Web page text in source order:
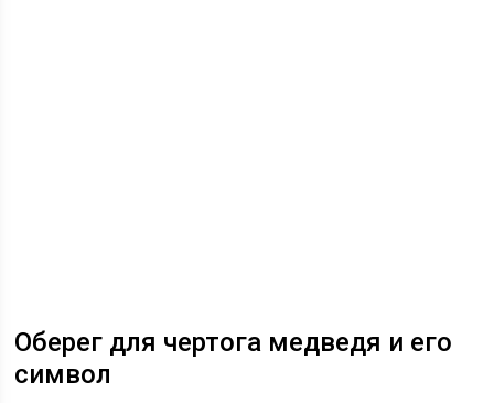
Оберег для чертога медведя и его
символ